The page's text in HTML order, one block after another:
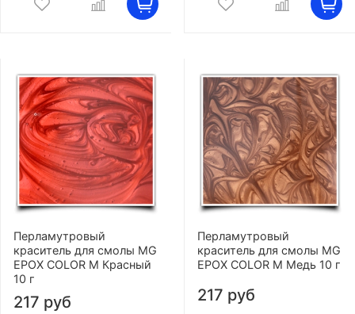
Перламутровый
краситель для смолы MG
EPOX COLOR M Красный
10 г
217 руб
Перламутровый
краситель для смолы MG
EPOX COLOR M Медь 10 г
217 руб